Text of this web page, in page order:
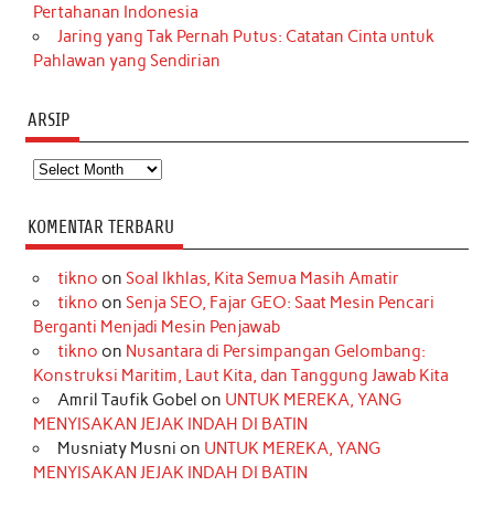
Pertahanan Indonesia
Jaring yang Tak Pernah Putus: Catatan Cinta untuk
Pahlawan yang Sendirian
ARSIP
Arsip
KOMENTAR TERBARU
tikno on Soal Ikhlas, Kita Semua Masih Amatir
tikno on Senja SEO, Fajar GEO: Saat Mesin Pencari
Berganti Menjadi Mesin Penjawab
tikno on Nusantara di Persimpangan Gelombang:
Konstruksi Maritim, Laut Kita, dan Tanggung Jawab Kita
Amril Taufik Gobel on UNTUK MEREKA, YANG
MENYISAKAN JEJAK INDAH DI BATIN
Musniaty Musni on UNTUK MEREKA, YANG
MENYISAKAN JEJAK INDAH DI BATIN